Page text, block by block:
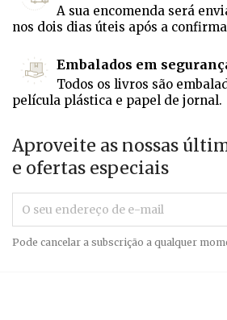
A sua encomenda será
nos dois dias úteis após a
Embalados em
Todos os livros são
película plástica e papel de jornal.
Aproveite as nossas
e ofertas especiais
Pode cancelar a subscrição a qualquer